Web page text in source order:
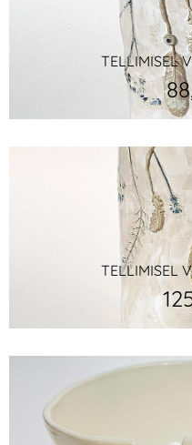
TELLIMISEL
TELLIMISEL